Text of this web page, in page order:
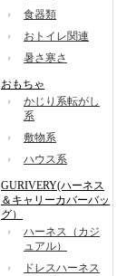
食器類
おトイレ関連
暑さ寒さ
おもちゃ
かじり系転がし
系
敷物系
ハウス系
GURIVERY(ハーネス
＆キャリーカバーバッ
グ）
ハーネス（カジ
ュアル）
ドレスハーネス